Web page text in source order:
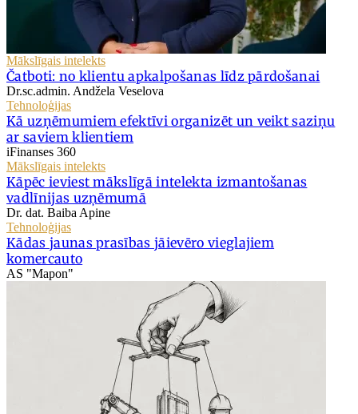
Mākslīgais intelekts
Čatboti: no klientu apkalpošanas līdz pārdošanai
Dr.sc.admin. Andžela Veselova
Tehnoloģijas
Kā uzņēmumiem efektīvi organizēt un veikt saziņu
ar saviem klientiem
iFinanses 360
Mākslīgais intelekts
Kāpēc ieviest mākslīgā intelekta izmantošanas
vadlīnijas uzņēmumā
Dr. dat. Baiba Apine
Tehnoloģijas
Kādas jaunas prasības jāievēro vieglajiem
komercauto
AS "Mapon"